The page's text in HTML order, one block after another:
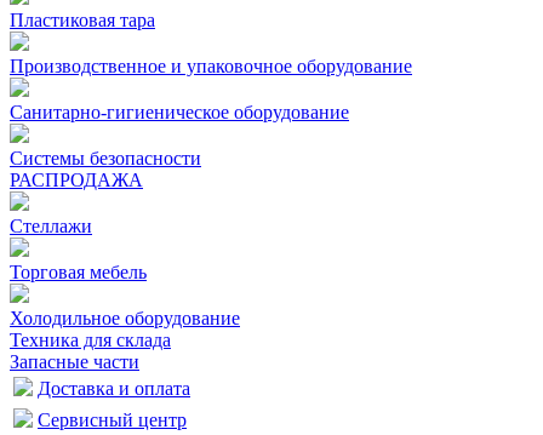
Пластиковая тара
Производственное и упаковочное оборудование
Санитарно-гигиеническое оборудование
Системы безопасности
РАСПРОДАЖА
Стеллажи
Торговая мебель
Холодильное оборудование
Техника для склада
Запасные части
Доставка и оплата
Сервисный центр